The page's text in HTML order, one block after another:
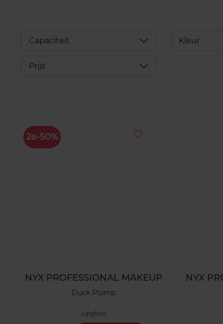
Capaciteit Déplier Kleur
Prijs Déplier
2e-50%
NYX PROFESSIONAL MAKEUP
Duck Plump
Lipgloss
NYX